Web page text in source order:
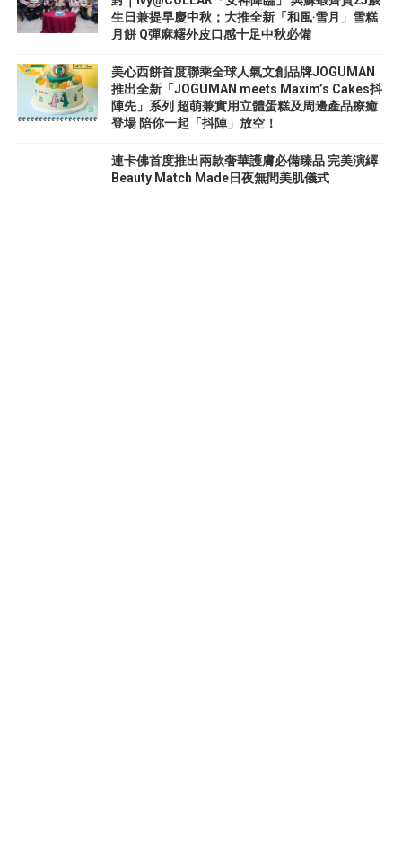
生日兼提早慶中秋；大推全新「和風‧雪月」雪糕
月餅 Q彈麻糬外皮口感十足中秋必備
美心西餅首度聯乘全球人氣文創品牌JOGUMAN
推出全新「JOGUMAN meets Maxim’s Cakes抖
陣先」系列 超萌兼實用立體蛋糕及周邊產品療癒
登場 陪你一起「抖陣」放空！
連卡佛首度推出兩款奢華護膚必備臻品 完美演繹
Beauty Match Made日夜無間美肌儀式